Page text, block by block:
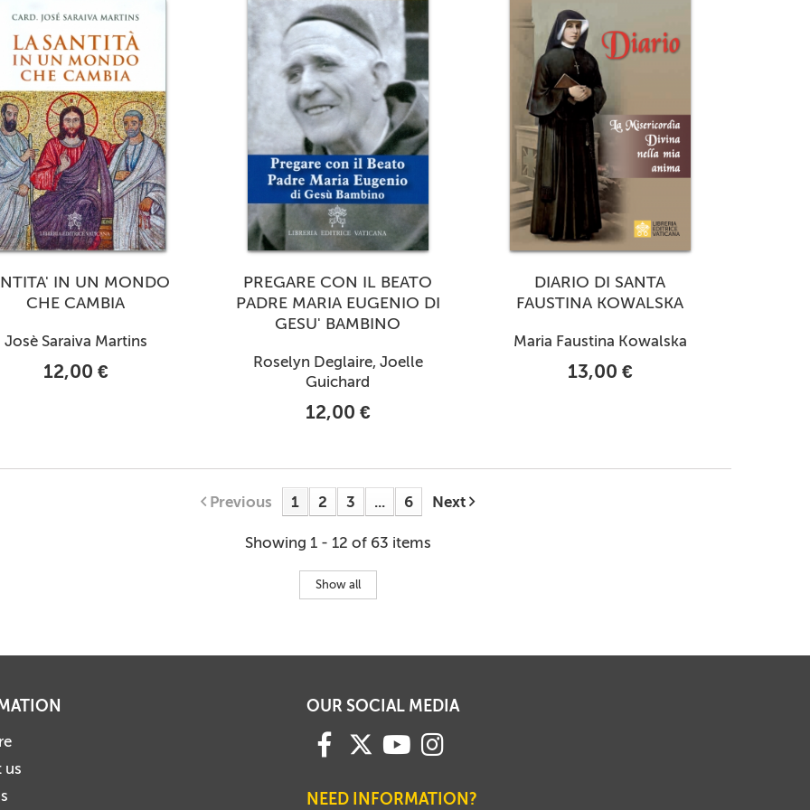
IN UN MONDO
CHE CAMBIA
Josè Saraiva Martins
12,00 €
PREGARE CON IL BEATO
PADRE MARIA EUGENIO DI
GESU' BAMBINO
Roselyn Deglaire, Joelle
Guichard
12,00 €
DIARIO DI SANTA
FAUSTINA KOWALSKA
Maria Faustina Kowalska
13,00 €
Previous 1 2 3 ... 6 Next
Showing 1 - 12 of 63 items
Show all
us
OUR SOCIAL MEDIA
NEED INFORMATION?